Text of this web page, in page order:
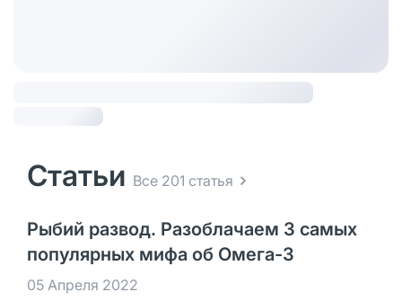
Статьи Все 201 статья
Рыбий развод. Разоблачаем 3 самых
популярных мифа об Омега-3
05 Апреля 2022